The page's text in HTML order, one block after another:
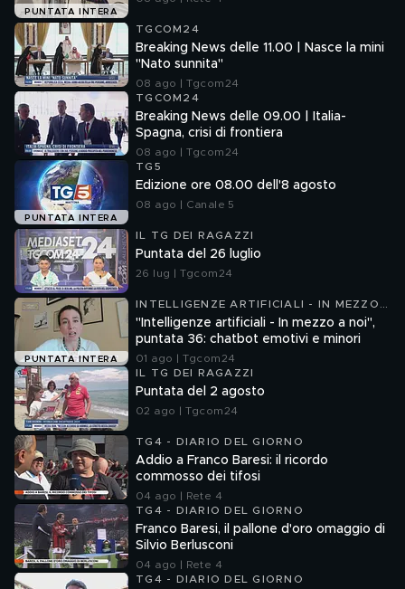
PUNTATA INTERA
TGCOM24
Breaking News delle 11.00 | Nasce la mini
"Nato sunnita"
08 ago | Tgcom24
TGCOM24
Breaking News delle 09.00 | Italia-
Spagna, crisi di frontiera
08 ago | Tgcom24
PUNTATA INTERA
TG5
Edizione ore 08.00 dell'8 agosto
08 ago | Canale 5
IL TG DEI RAGAZZI
Puntata del 26 luglio
26 lug | Tgcom24
PUNTATA INTERA
INTELLIGENZE ARTIFICIALI - IN MEZZO
A NOI
"Intelligenze artificiali - In mezzo a noi",
puntata 36: chatbot emotivi e minori
01 ago | Tgcom24
IL TG DEI RAGAZZI
Puntata del 2 agosto
02 ago | Tgcom24
TG4 - DIARIO DEL GIORNO
Addio a Franco Baresi: il ricordo
commosso dei tifosi
04 ago | Rete 4
TG4 - DIARIO DEL GIORNO
Franco Baresi, il pallone d'oro omaggio di
Silvio Berlusconi
04 ago | Rete 4
TG4 - DIARIO DEL GIORNO